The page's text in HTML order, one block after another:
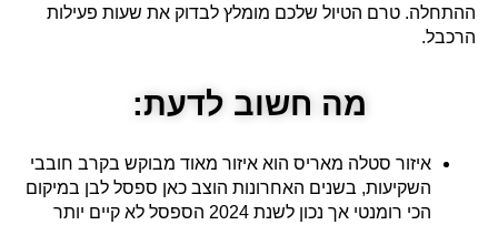
ההתחלה. טרם הטיול שלכם מומלץ לבדוק את שעות פעילות
הרכבל.
מה חשוב לדעת:
איזור סטלה מאריס הוא איזור מאוד מבוקש בקרב חובבי
השקיעות, בשנים האחרונות הוצב כאן ספסל לבן במיקום
הכי רומנטי אך נכון לשנת 2024 הספסל לא קיים יותר